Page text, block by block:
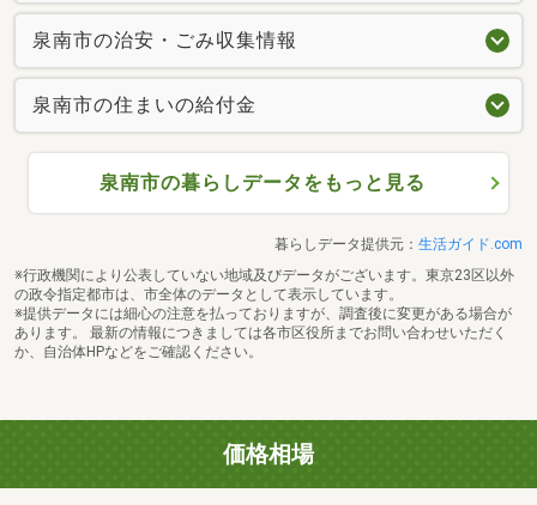
泉南市の治安・ごみ収集情報
泉南市の住まいの給付金
泉南市の暮らしデータをもっと見る
暮らしデータ提供元： 生活ガイド.com
※行政機関により公表していない地域及びデータがございます。東京23区以外
の政令指定都市は、市全体のデータとして表示しています。
※提供データには細心の注意を払っておりますが、調査後に変更がある場合が
あります。 最新の情報につきましては各市区役所までお問い合わせいただく
か、自治体HPなどをご確認ください。
価格相場